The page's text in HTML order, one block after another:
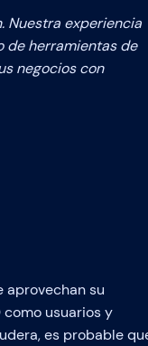
Nuestra experiencia
de herramientas de
negocios con
su
usuarios y
es probable